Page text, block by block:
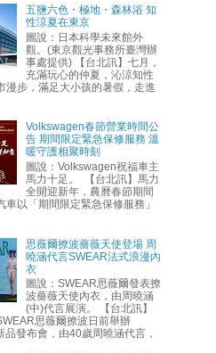
五鹽六色・極地・森林浴 知
性涼夏在東京
圖說：日本科學未來館外
觀。(東京觀光事務所臺灣辦
事處提供) 【台北訊】七月，
充滿玩心的仲夏，沁涼知性
漫步，滿足大小孩的暑假，走進
Volkswagen春節營業時間公
告 期間限定緊急保修服務 溫
暖守護相聚時刻
圖說：Volkswagen祝福車主
馬力十足。 【台北訊】馬力
全開迎新年，農曆春節期間
車以「期間限定緊急保修服務」
思薇爾撩波薔薇天使登場 周
曉涵代言SWEAR法式浪漫內
衣
圖說：SWEAR思薇爾發表撩
波薔薇天使內衣，由周曉涵
(中)代言展演。 【台北訊】
思薇爾撩波日前舉辦
品發布會，由40歲周曉涵代言，